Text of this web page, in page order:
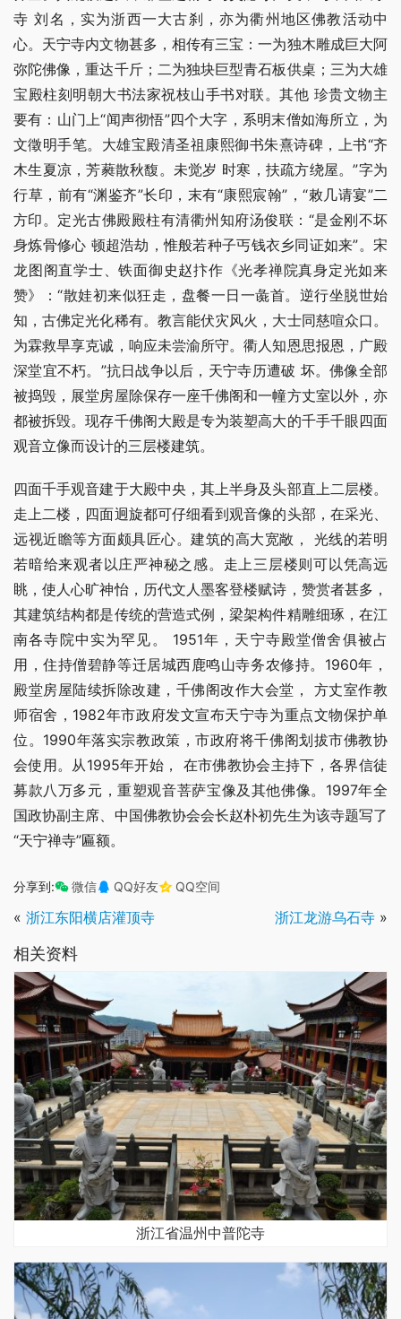
寺 刘名，实为浙西一大古刹，亦为衢州地区佛教活动中
心。天宁寺内文物甚多，相传有三宝：一为独木雕成巨大阿
弥陀佛像，重达千斤；二为独块巨型青石板供桌；三为大雄
宝殿柱刻明朝大书法家祝枝山手书对联。其他 珍贵文物主
要有：山门上“闻声彻悟”四个大字，系明末僧如海所立，为
文徵明手笔。大雄宝殿清圣祖康熙御书朱熹诗碑，上书“齐
木生夏凉，芳蕤散秋馥。未觉岁 时寒，扶疏方绕屋。”字为
行草，前有“渊鉴齐”长印，末有“康熙宸翰”，“敕几请宴”二
方印。定光古佛殿殿柱有清衢州知府汤俊联：“是金刚不坏
身炼骨修心 顿超浩劫，惟般若种子丐钱衣乡同证如来”。宋
龙图阁直学士、铁面御史赵抃作《光孝禅院真身定光如来
赞》：“散娃初来似狂走，盘餐一日一彘首。逆行坐脱世始
知，古佛定光化稀有。教言能伏灾风火，大士同慈喧众口。
为霖救旱享克诚，响应未尝渝所守。衢人知恩思报恩，广殿
深堂宜不朽。”抗日战争以后，天宁寺历遭破 坏。佛像全部
被捣毁，展堂房屋除保存一座千佛阁和一幢方丈室以外，亦
都被拆毁。现存千佛阁大殿是专为装塑高大的千手千眼四面
观音立像而设计的三层楼建筑。
四面千手观音建于大殿中央，其上半身及头部直上二层楼。
走上二楼，四面迥旋都可仔细看到观音像的头部，在采光、
远视近瞻等方面颇具匠心。建筑的高大宽敞， 光线的若明
若暗给来观者以庄严神秘之感。走上三层楼则可以凭高远
眺，使人心旷神怡，历代文人墨客登楼赋诗，赞赏者甚多，
其建筑结构都是传统的营造式例，梁架构件精雕细琢，在江
南各寺院中实为罕见。 1951年，天宁寺殿堂僧舍俱被占
用，住持僧碧静等迁居城西鹿鸣山寺务农修持。1960年，
殿堂房屋陆续拆除改建，千佛阁改作大会堂， 方丈室作教
师宿舍，1982年市政府发文宣布天宁寺为重点文物保护单
位。1990年落实宗教政策，市政府将千佛阁划拔市佛教协
会使用。从1995年开始， 在市佛教协会主持下，各界信徒
募款八万多元，重塑观音菩萨宝像及其他佛像。1997年全
国政协副主席、中国佛教协会会长赵朴初先生为该寺题写了
“天宁禅寺”匾额。
分享到: 微信 QQ好友 QQ空间
« 浙江东阳横店灌顶寺 浙江龙游乌石寺 »
相关资料
浙江省温州中普陀寺